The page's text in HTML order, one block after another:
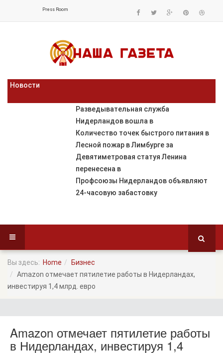
Press Room
Новости
Разведывательная служба
Нидерландов вошла в
Количество точек быстрого питания в
Лесной пожар в Лимбурге за
Девятиметровая статуя Ленина
перенесена в
Профсоюзы Нидерландов объявляют
24-часовую забастовку
Вы здесь: Home
Бизнес
Amazon отмечает пятилетие работы в Нидерландах,
инвестируя 1,4 млрд. евро
Amazon отмечает пятилетие работы
в Нидерландах, инвестируя 1,4